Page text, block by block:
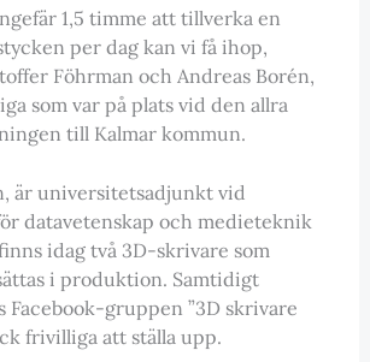
1,5 timme att tillverka en
per dag kan vi få ihop,
Föhrman och Andreas Borén,
som var på plats vid den allra
till Kalmar kommun.
är universitetsadjunkt vid
datavetenskap och medieteknik
idag två 3D-skrivare som
i produktion. Samtidigt
Facebook-gruppen ”3D skrivare
frivilliga att ställa upp.